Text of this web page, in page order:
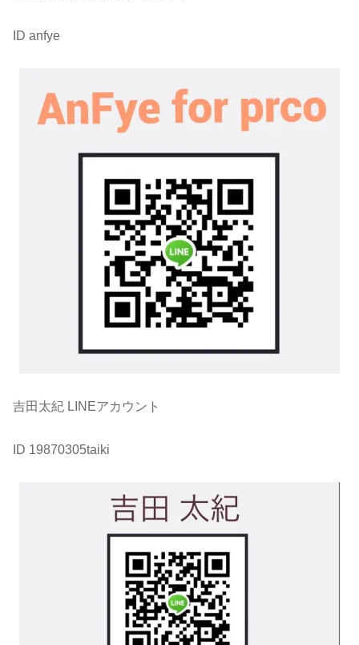
ID anfye
吉田太紀 LINEアカウント
ID 19870305taiki